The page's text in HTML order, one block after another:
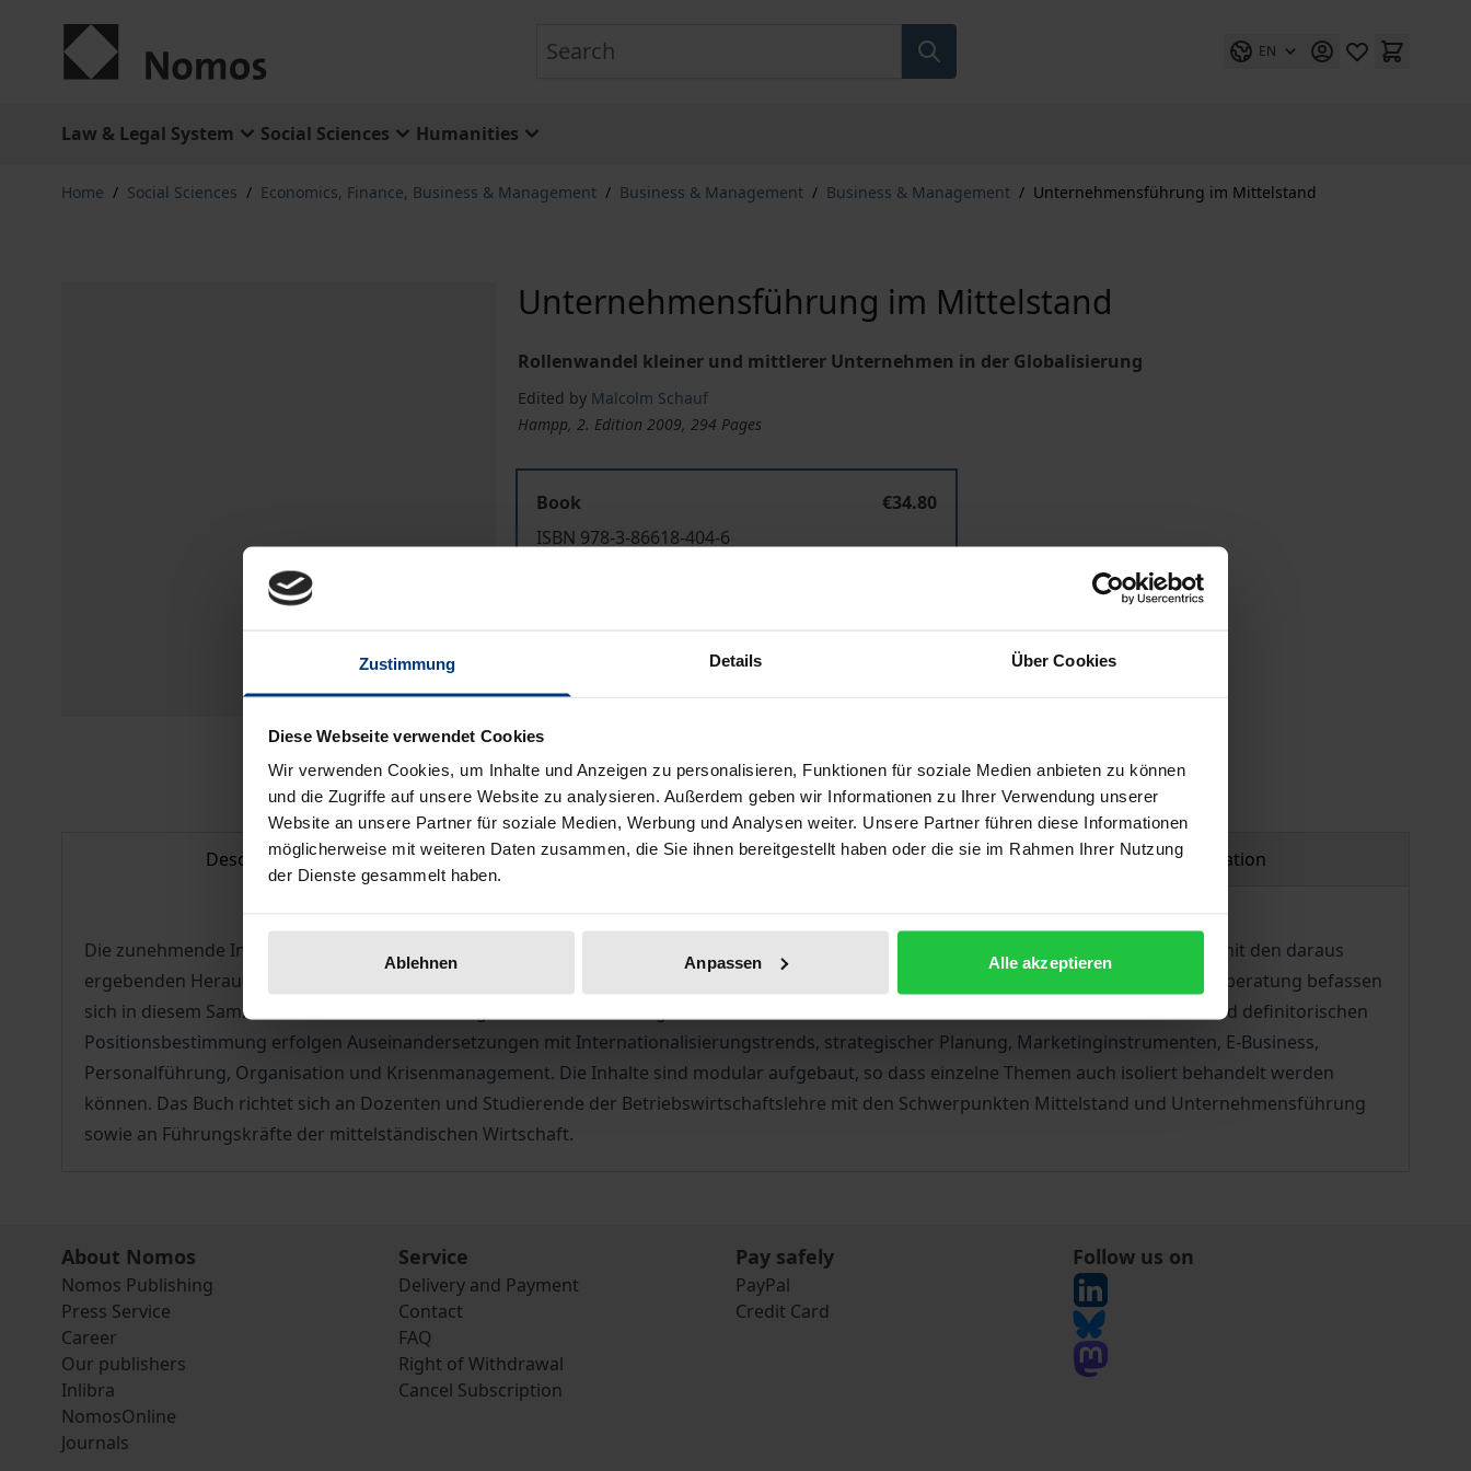
Zustimmung Details Über Cookies
Diese Webseite verwendet Cookies
Wir verwenden Cookies, um Inhalte und Anzeigen zu personalisieren, Funktionen für soziale Medien anbieten zu können
und die Zugriffe auf unsere Website zu analysieren. Außerdem geben wir Informationen zu Ihrer Verwendung unserer
Website an unsere Partner für soziale Medien, Werbung und Analysen weiter. Unsere Partner führen diese Informationen
möglicherweise mit weiteren Daten zusammen, die Sie ihnen bereitgestellt haben oder die sie im Rahmen Ihrer Nutzung
der Dienste gesammelt haben.
Ablehnen Anpassen Alle akzeptieren
EN
Law & Legal System Social Sciences Humanities
Home / Social Sciences / Economics, Finance, Business & Management / Business & Management / Business & Management / Unternehmensführung im Mittelstand
Unternehmensführung im Mittelstand
Rollenwandel kleiner und mittlerer Unternehmen in der Globalisierung
Edited by Malcolm Schauf
Hampp, 2. Edition 2009, 294 Pages
Book
€34.80
ISBN 978-3-86618-404-6
Prices include VAT. Depending on the delivery address, VAT may vary at checkout.
Delivery cost notice
Description Bibliographical data Product safety information
Die zunehmende Internationalisierung verändert die Rahmenbedingungen auch für den Mittelstand. Forschung und Praxis müssen sich mit den daraus
ergebenden Herausforderungen beschäftigen und Lösungsalternativen aufzeigen. Renommierte Vertreter aus der KMU-Forschung und -beratung befassen
sich in diesem Sammelband mit den Auswirkungen der Globalisierung auf kleine und mittlere Unternehmen. Neben einer statistischen und definitorischen
Positionsbestimmung erfolgen Auseinandersetzungen mit Internationalisierungstrends, strategischer Planung, Marketinginstrumenten, E-Business,
Personalführung, Organisation und Krisenmanagement. Die Inhalte sind modular aufgebaut, so dass einzelne Themen auch isoliert behandelt werden
können. Das Buch richtet sich an Dozenten und Studierende der Betriebswirtschaftslehre mit den Schwerpunkten Mittelstand und Unternehmensführung
sowie an Führungskräfte der mittelständischen Wirtschaft.
About Nomos
Nomos Publishing
Press Service
Career
Our publishers
Inlibra
NomosOnline
Journals
Service
Delivery and Payment
Contact
FAQ
Right of Withdrawal
Cancel Subscription
Pay safely
PayPal
Credit Card
Follow us on